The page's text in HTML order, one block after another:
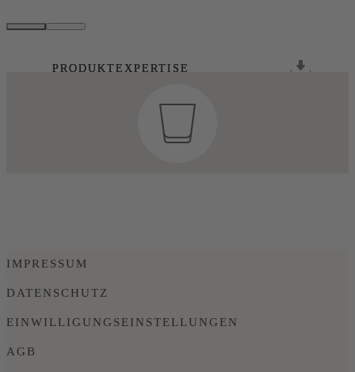
PRODUKTEXPERTISE
PRODUKTEXPERTISE
PRODUKTEXPERTISE
PRODUKTEXPERTISE
IMPRESSUM
DATENSCHUTZ
EINWILLIGUNGSEINSTELLUNGEN
AGB